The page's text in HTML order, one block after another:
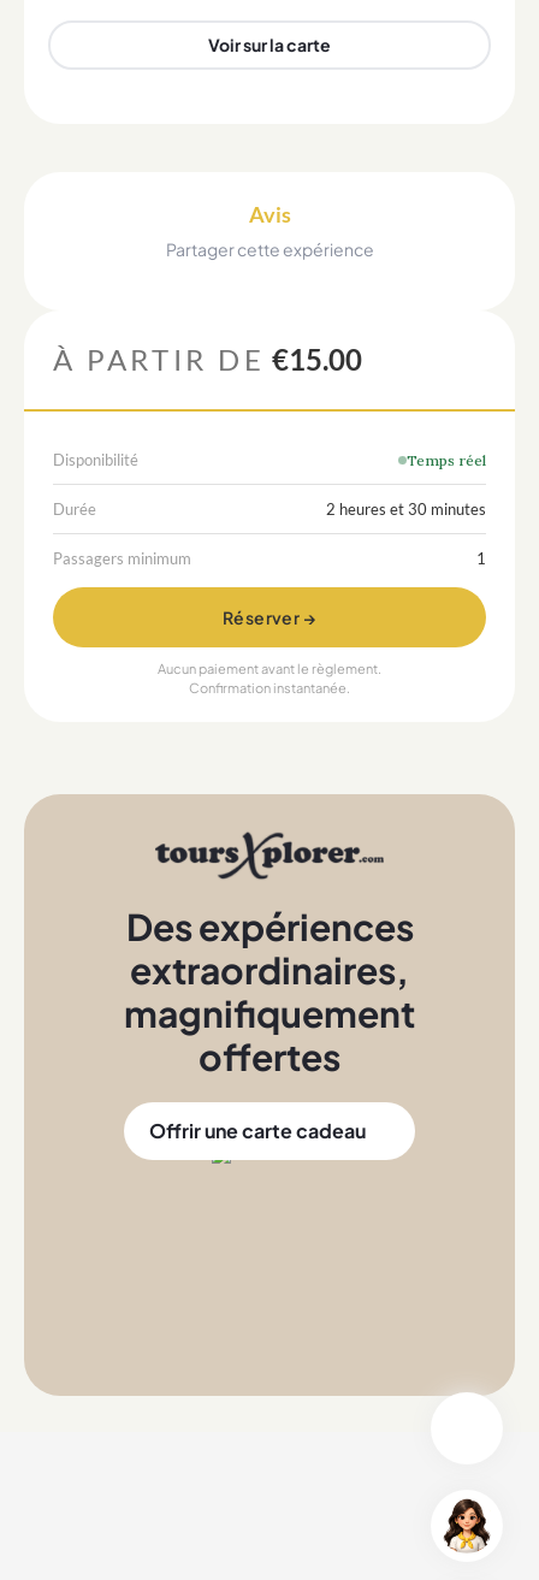
Voir sur la carte
Avis
Partager cette expérience
À PARTIR DE €15.00
Disponibilité Temps réel
Durée 2 heures et 30 minutes
Passagers minimum 1
Réserver →
Aucun paiement avant le règlement.
Confirmation instantanée.
Des expériences
extraordinaires,
magnifiquement
offertes
Offrir une carte cadeau